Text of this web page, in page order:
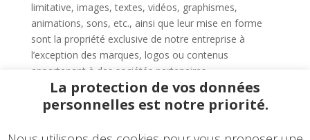
limitative, images, textes, vidéos, graphismes,
animations, sons, etc., ainsi que leur mise en forme
sont la propriété exclusive de notre entreprise à
l’exception des marques, logos ou contenus
appartenant à des sociétés partenaires.
Toute reproduction, modification, publication, même
partielle est strictement interdite sans notre accord.
légales, Conditions générales de vente
La protection de vos données
personnelles est notre priorité.